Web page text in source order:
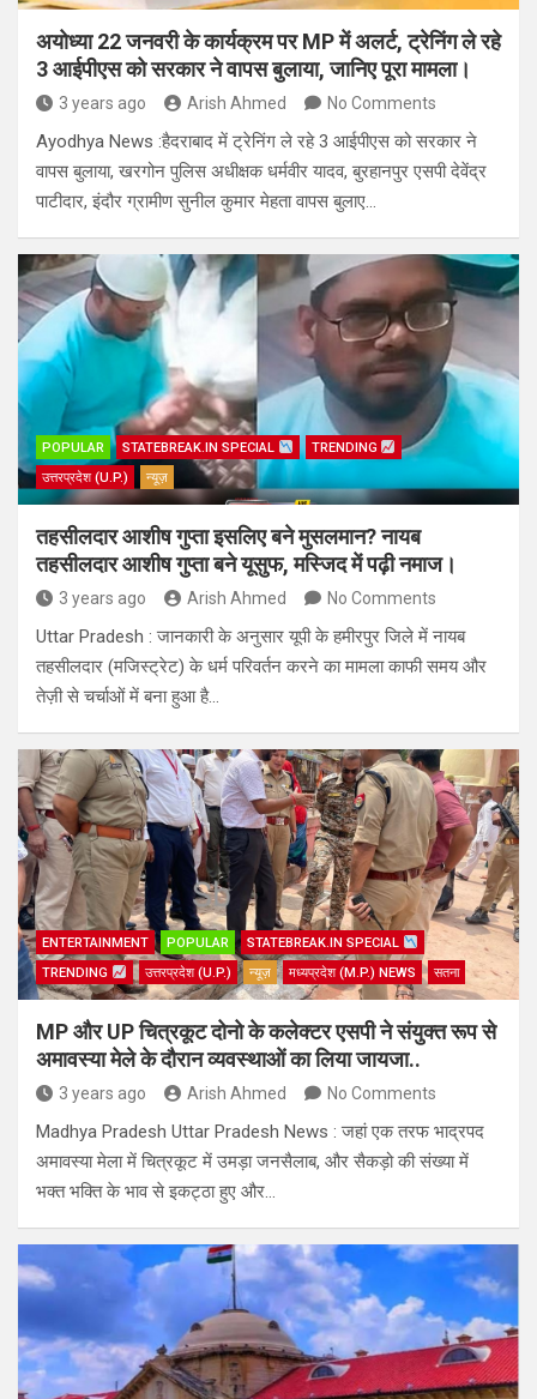
अयोध्या 22 जनवरी के कार्यक्रम पर MP में अलर्ट, ट्रेनिंग ले रहे
3 आईपीएस को सरकार ने वापस बुलाया, जानिए पूरा मामला।
3 years ago Arish Ahmed No Comments
Ayodhya News :हैदराबाद में ट्रेनिंग ले रहे 3 आईपीएस को सरकार ने
वापस बुलाया, खरगोन पुलिस अधीक्षक धर्मवीर यादव, बुरहानपुर एसपी देवेंद्र
पाटीदार, इंदौर ग्रामीण सुनील कुमार मेहता वापस बुलाए…
POPULAR STATEBREAK.IN SPECIAL
TRENDING
उत्तरप्रदेश (U.P.)
न्यूज़
तहसीलदार आशीष गुप्ता इसलिए बने मुसलमान? नायब
तहसीलदार आशीष गुप्ता बने यूसुफ, मस्जिद में पढ़ी नमाज।
3 years ago Arish Ahmed No Comments
Uttar Pradesh : जानकारी के अनुसार यूपी के हमीरपुर जिले में नायब
तहसीलदार (मजिस्ट्रेट) के धर्म परिवर्तन करने का मामला काफी समय और
तेज़ी से चर्चाओं में बना हुआ है…
ENTERTAINMENT POPULAR
STATEBREAK.IN SPECIAL
TRENDING
उत्तरप्रदेश (U.P.) न्यूज़ मध्यप्रदेश (M.P.) NEWS सतना
MP और UP चित्रकूट दोनो के कलेक्टर एसपी ने संयुक्त रूप से
अमावस्या मेले के दौरान व्यवस्थाओं का लिया जायजा..
3 years ago Arish Ahmed No Comments
Madhya Pradesh Uttar Pradesh News : जहां एक तरफ भाद्रपद
अमावस्या मेला में चित्रकूट में उमड़ा जनसैलाब, और सैकड़ो की संख्या में
भक्त भक्ति के भाव से इकट्ठा हुए और…